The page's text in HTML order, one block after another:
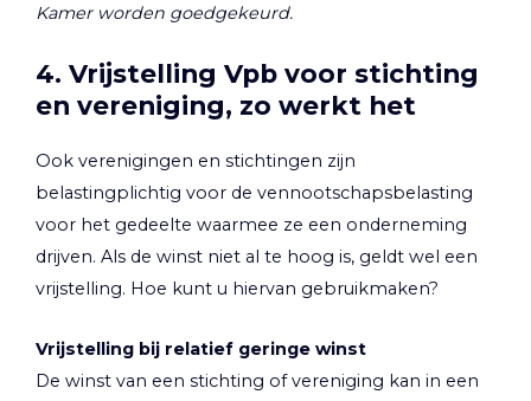
Kamer worden goedgekeurd.
4. Vrijstelling Vpb voor stichting
en vereniging, zo werkt het
Ook verenigingen en stichtingen zijn
belastingplichtig voor de vennootschapsbelasting
voor het gedeelte waarmee ze een onderneming
drijven. Als de winst niet al te hoog is, geldt wel een
vrijstelling. Hoe kunt u hiervan gebruikmaken?
Vrijstelling bij relatief geringe winst
De winst van een stichting of vereniging kan in een